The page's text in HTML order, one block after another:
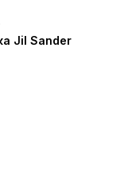
Jil Sander